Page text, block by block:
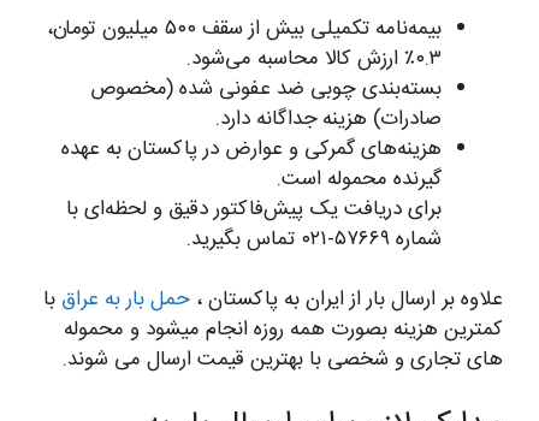
بیمه‌نامه تکمیلی بیش از سقف ۵۰۰ میلیون تومان،
۰.۳٪ ارزش کالا محاسبه می‌شود.
بسته‌بندی چوبی ضد عفونی شده (مخصوص
صادرات) هزینه جداگانه دارد.
هزینه‌های گمرکی و عوارض در پاکستان به عهده
گیرنده محموله است.
برای دریافت یک پیش‌فاکتور دقیق و لحظه‌ای با
شماره ۵۷۶۶۹-۰۲۱ تماس بگیرید.
علاوه بر ارسال بار از ایران به پاکستان ، حمل بار به عراق با
کمترین هزینه بصورت همه روزه انجام میشود و محموله
های تجاری و شخصی با بهترین قیمت ارسال می شوند.